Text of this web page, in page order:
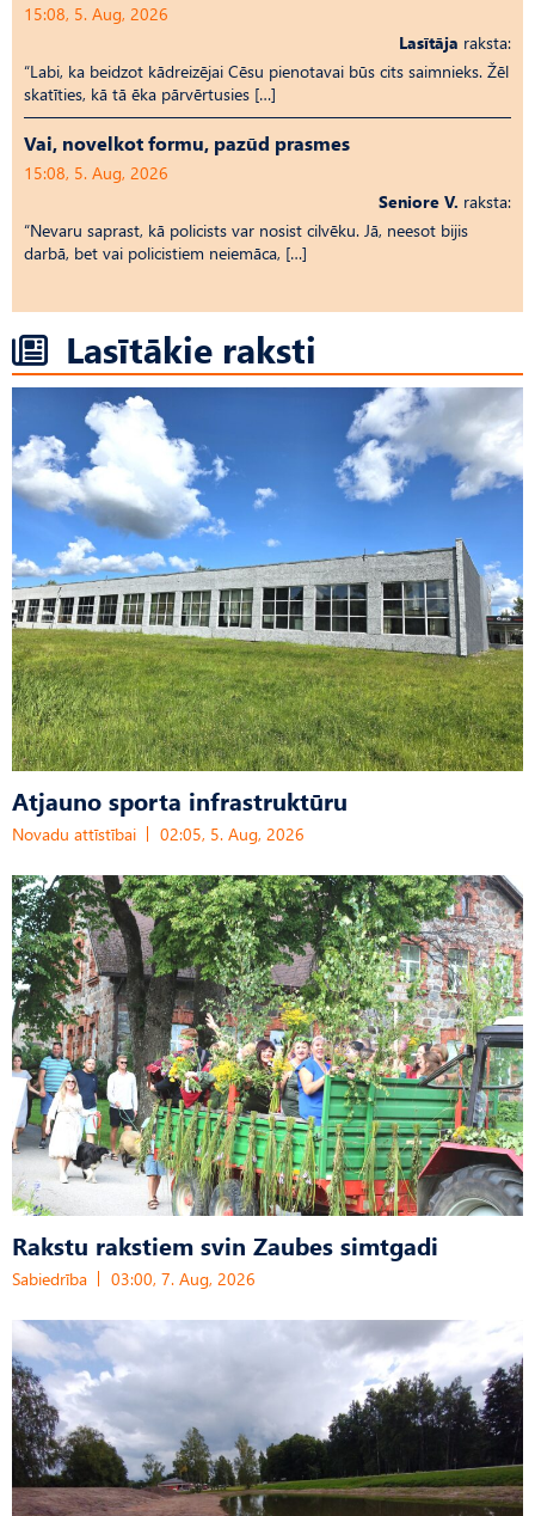
15:08, 5. Aug, 2026
Lasītāja raksta:
“Labi, ka beidzot kādreizējai Cēsu pienotavai būs cits saimnieks. Žēl
skatīties, kā tā ēka pārvērtusies […]
Vai, novelkot formu, pazūd prasmes
15:08, 5. Aug, 2026
Seniore V. raksta:
“Nevaru saprast, kā policists var nosist cilvēku. Jā, neesot bijis
darbā, bet vai policistiem neiemāca, […]
Lasītākie raksti
Atjauno sporta infrastruktūru
Novadu attīstībai 02:05, 5. Aug, 2026
Rakstu rakstiem svin Zaubes simtgadi
Sabiedrība 03:00, 7. Aug, 2026